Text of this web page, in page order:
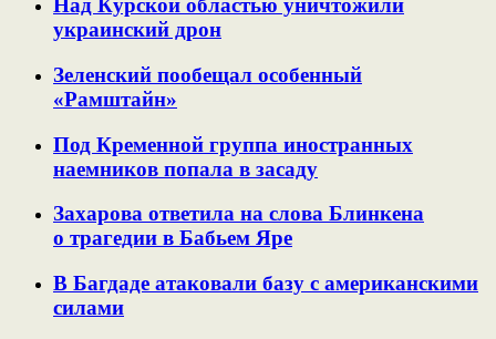
Над Курской областью уничтожили
украинский дрон
Зеленский пообещал особенный
«Рамштайн»
Под Кременной группа иностранных
наемников попала в засаду
Захарова ответила на слова Блинкена
о трагедии в Бабьем Яре
В Багдаде атаковали базу с американскими
силами